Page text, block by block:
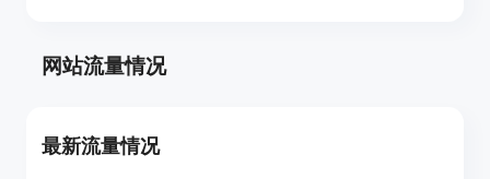
网站流量情况
最新流量情况